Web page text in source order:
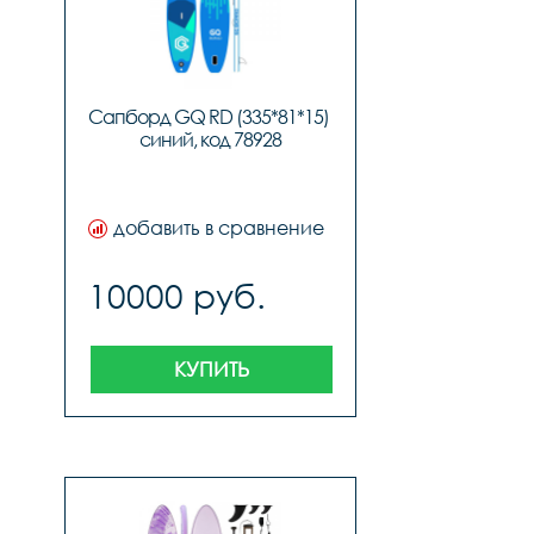
laquoлёгким на
подъемraquo
Сапборд GQ RD (335*81*15)
синий, код 78928
добавить в сравнение
10000 руб.
КУПИТЬ